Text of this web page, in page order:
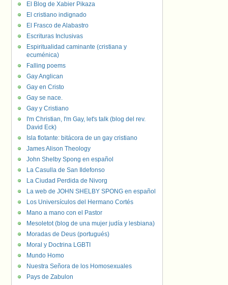
El Blog de Xabier Pikaza
El cristiano indignado
El Frasco de Alabastro
Escrituras Inclusivas
Espiritualidad caminante (cristiana y
ecuménica)
Falling poems
Gay Anglican
Gay en Cristo
Gay se nace.
Gay y Cristiano
I'm Christian, I'm Gay, let's talk (blog del rev.
David Eck)
Isla flotante: bitácora de un gay cristiano
James Alison Theology
John Shelby Spong en español
La Casulla de San Ildefonso
La Ciudad Perdida de Nivorg
La web de JOHN SHELBY SPONG en español
Los Universículos del Hermano Cortés
Mano a mano con el Pastor
Mesoletot (blog de una mujer judía y lesbiana)
Moradas de Deus (portugués)
Moral y Doctrina LGBTI
Mundo Homo
Nuestra Señora de los Homosexuales
Pays de Zabulon